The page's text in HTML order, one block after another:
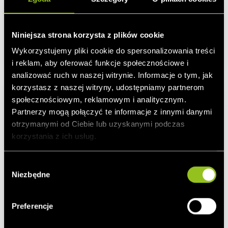
Niniejsza strona korzysta z plików cookie
Wykorzystujemy pliki cookie do spersonalizowania treści
i reklam, aby oferować funkcje społecznościowe i
analizować ruch w naszej witrynie. Informacje o tym, jak
korzystasz z naszej witryny, udostępniamy partnerom
społecznościowym, reklamowym i analitycznym.
Partnerzy mogą połączyć te informacje z innymi danymi
otrzymanymi od Ciebie lub uzyskanymi podczas
korzystania z ich usług.
Niezbędne
Preferencje
Utrechtseweg 310 B46
Warszawa